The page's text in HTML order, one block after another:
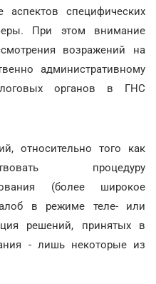
специфических
При этом внимание
возражений на
административному
органов в ГНС
относительно того как
процедуру
(более широкое
в режиме теле- или
решений, принятых в
- лишь некоторые из